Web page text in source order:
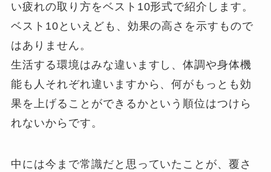
い疲れの取り方をベスト10形式で紹介します。
ベスト10といえども、効果の高さを示すもので
はありません。
生活する環境はみな違いますし、体調や身体機
能も人それぞれ違いますから、何がもっとも効
果を上げることができるかという順位はつけら
れないからです。
中には今まで常識だと思っていたことが、覆さ